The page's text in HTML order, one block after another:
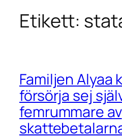
Etikett:
Familjen Alyaa
försörja sej
femrummare av